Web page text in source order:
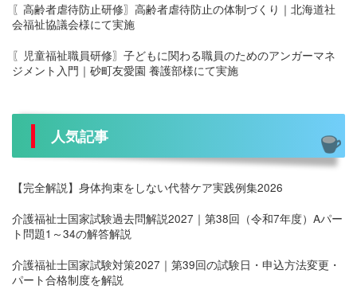
〖高齢者虐待防止研修〗高齢者虐待防止の体制づくり｜北海道社
会福祉協議会様にて実施
〖児童福祉職員研修〗子どもに関わる職員のためのアンガーマネ
ジメント入門｜砂町友愛園 養護部様にて実施
人気記事
【完全解説】身体拘束をしない代替ケア実践例集2026
介護福祉士国家試験過去問解説2027｜第38回（令和7年度）Aパー
ト問題1～34の解答解説
介護福祉士国家試験対策2027｜第39回の試験日・申込方法変更・
パート合格制度を解説